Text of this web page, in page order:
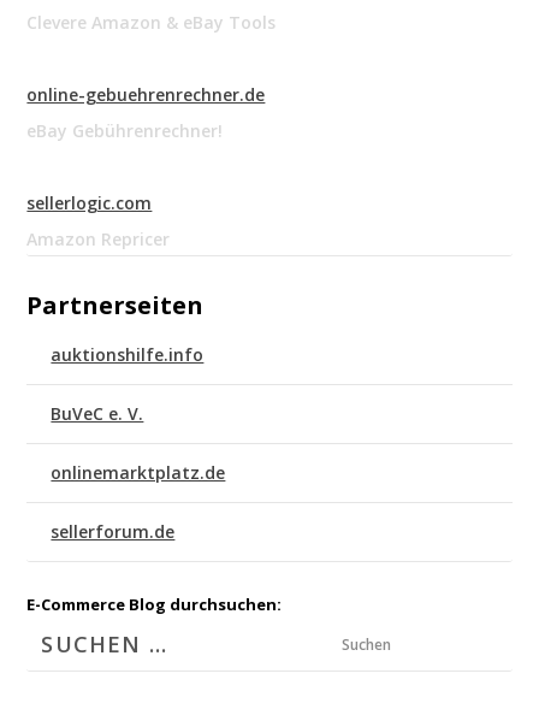
Clevere Amazon & eBay Tools
online-gebuehrenrechner.de
eBay Gebührenrechner!
sellerlogic.com
Amazon Repricer
Partnerseiten
auktionshilfe.info
BuVeC e. V.
onlinemarktplatz.de
sellerforum.de
E-Commerce Blog durchsuchen:
Suchen